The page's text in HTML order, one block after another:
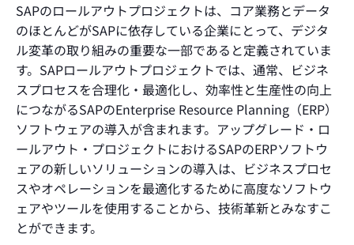
SAPのロールアウトプロジェクトは、コア業務とデータ
のほとんどがSAPに依存している企業にとって、デジタ
ル変革の取り組みの重要な一部であると定義されていま
す。SAPロールアウトプロジェクトでは、通常、ビジネ
スプロセスを合理化・最適化し、効率性と生産性の向上
につながるSAPのEnterprise Resource Planning（ERP）
ソフトウェアの導入が含まれます。アップグレード・ロ
ールアウト・プロジェクトにおけるSAPのERPソフトウ
ェアの新しいソリューションの導入は、ビジネスプロセ
スやオペレーションを最適化するために高度なソフトウ
ェアやツールを使用することから、技術革新とみなすこ
とができます。